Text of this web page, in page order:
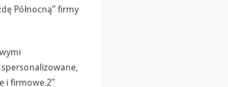
Północną” firmy
i firmowe.2”